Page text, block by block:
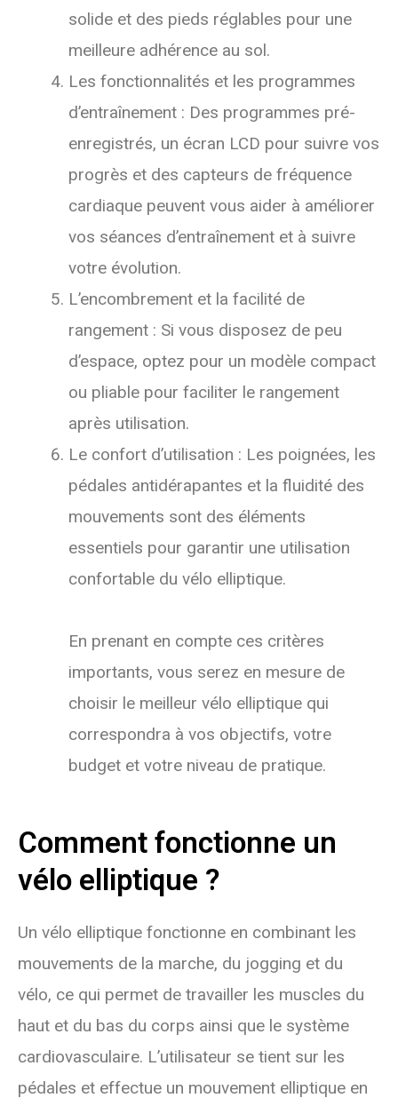
solide et des pieds réglables pour une
meilleure adhérence au sol.
Les fonctionnalités et les programmes
d’entraînement : Des programmes pré-
enregistrés, un écran LCD pour suivre vos
progrès et des capteurs de fréquence
cardiaque peuvent vous aider à améliorer
vos séances d’entraînement et à suivre
votre évolution.
L’encombrement et la facilité de
rangement : Si vous disposez de peu
d’espace, optez pour un modèle compact
ou pliable pour faciliter le rangement
après utilisation.
Le confort d’utilisation : Les poignées, les
pédales antidérapantes et la fluidité des
mouvements sont des éléments
essentiels pour garantir une utilisation
confortable du vélo elliptique.
En prenant en compte ces critères
importants, vous serez en mesure de
choisir le meilleur vélo elliptique qui
correspondra à vos objectifs, votre
budget et votre niveau de pratique.
Comment fonctionne un
vélo elliptique ?
Un vélo elliptique fonctionne en combinant les
mouvements de la marche, du jogging et du
vélo, ce qui permet de travailler les muscles du
haut et du bas du corps ainsi que le système
cardiovasculaire. L’utilisateur se tient sur les
pédales et effectue un mouvement elliptique en